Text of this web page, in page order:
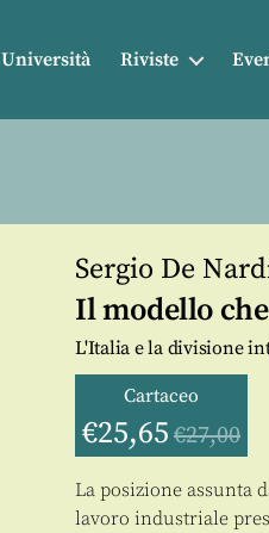
Università Riviste
Sergio De
Il modello
L'Italia e la divisione
Cartaceo
€25,65 €27,00
La posizione assunta
lavoro industriale